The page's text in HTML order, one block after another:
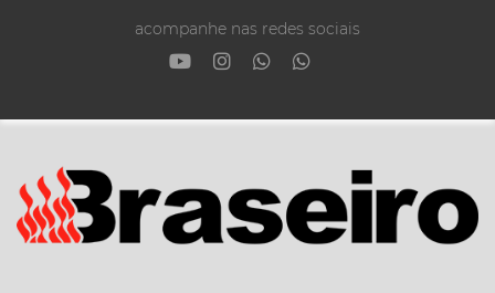
acompanhe nas redes sociais